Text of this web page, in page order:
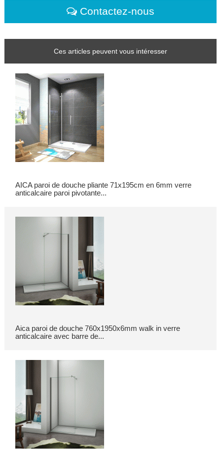
Contactez-nous
Ces articles peuvent vous intéresser
AICA paroi de douche pliante 71x195cm en 6mm verre
anticalcaire paroi pivotante...
Aica paroi de douche 760x1950x6mm walk in verre
anticalcaire avec barre de...